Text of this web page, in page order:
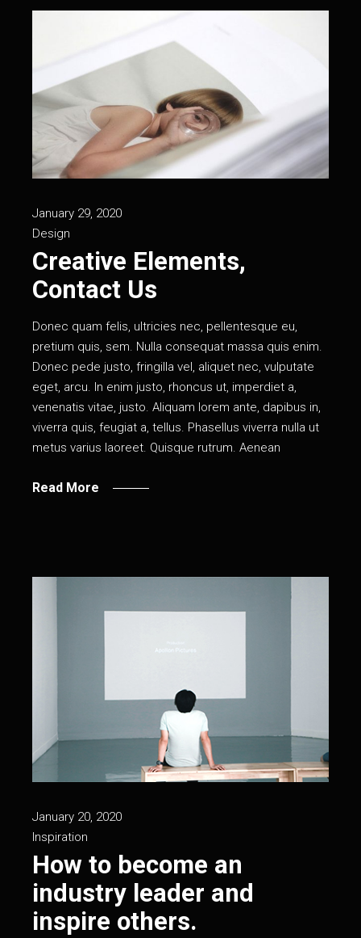
January 29, 2020
Design
Creative Elements,
Contact Us
Donec quam felis, ultricies nec, pellentesque eu,
pretium quis, sem. Nulla consequat massa quis enim.
Donec pede justo, fringilla vel, aliquet nec, vulputate
eget, arcu. In enim justo, rhoncus ut, imperdiet a,
venenatis vitae, justo. Aliquam lorem ante, dapibus in,
viverra quis, feugiat a, tellus. Phasellus viverra nulla ut
metus varius laoreet. Quisque rutrum. Aenean
Read More
January 20, 2020
Inspiration
How to become an
industry leader and
inspire others.